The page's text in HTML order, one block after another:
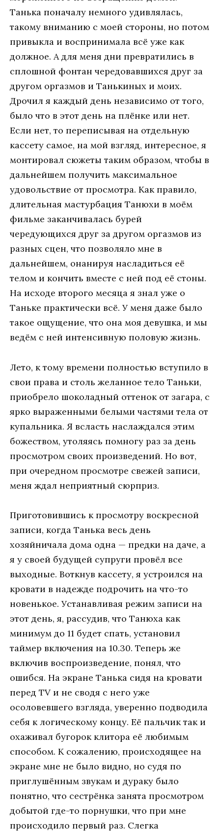
Танька поначалу немного удивлялась,
такому вниманию с моей стороны, но потом
привыкла и воспринимала всё уже как
должное. А для меня дни превратились в
сплошной фонтан чередовавшихся друг за
другом оргазмов и Танькиных и моих.
Дрочил я каждый день независимо от того,
было что в этот день на плёнке или нет.
Если нет, то переписывая на отдельную
кассету самое, на мой взгляд, интересное, я
монтировал сюжеты таким образом, чтобы в
дальнейшем получить максимальное
удовольствие от просмотра. Как правило,
длительная мастурбация Танюхи в моём
фильме заканчивалась бурей
чередующихся друг за другом оргазмов из
разных сцен, что позволяло мне в
дальнейшем, онанируя насладиться её
телом и кончить вместе с ней под её стоны.
На исходе второго месяца я знал уже о
Таньке практически всё. У меня даже было
такое ощущение, что она моя девушка, и мы
ведём с ней интенсивную половую жизнь.
Лето, к тому времени полностью вступило в
свои права и столь желанное тело Таньки,
приобрело шоколадный оттенок от загара, с
ярко выраженными белыми частями тела от
купальника. Я всласть наслаждался этим
божеством, утоляясь помногу раз за день
просмотром своих произведений. Но вот,
при очередном просмотре свежей записи,
меня ждал неприятный сюрприз.
Приготовившись к просмотру воскресной
записи, когда Танька весь день
хозяйничала дома одна — предки на даче, а
я у своей будущей супруги провёл все
выходные. Воткнув кассету, я устроился на
кровати в надежде подрочить на что-то
новенькое. Устанавливая режим записи на
этот день, я, рассудив, что Танюха как
минимум до 11 будет спать, установил
таймер включения на 10.30. Теперь же
включив воспроизведение, понял, что
ошибся. На экране Танька сидя на кровати
перед TV и не сводя с него уже
осоловевшего взгляда, уверенно подводила
себя к логическому концу. Её пальчик так и
охаживал бугорок клитора её любимым
способом. К сожалению, происходящее на
экране мне не было видно, но судя по
приглушённым звукам и дураку было
понятно, что сестрёнка занята просмотром
добытой где-то порнушки, что при мне
происходило первый раз. Слегка